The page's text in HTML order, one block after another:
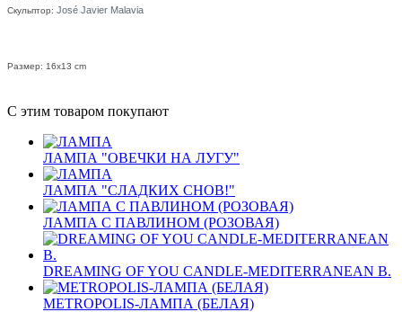
Скульптор: José Javier Malavia
Размер: 16x13 cm
С этим товаром покупают
ЛАМПА "ОВЕЧКИ НА ЛУГУ"
ЛАМПА "СЛАДКИХ СНОВ!"
ЛАМПА С ПАВЛИНОМ (РОЗОВАЯ)
DREAMING OF YOU CANDLE-MEDITERRANEAN B.
METROPOLIS-ЛАМПА (БЕЛАЯ)